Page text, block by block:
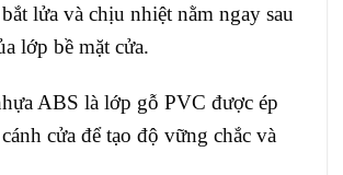
lửa và chịu nhiệt nằm ngay sau
lớp bề mặt cửa.
ABS là lớp gỗ PVC được ép
cửa để tạo độ vững chắc và